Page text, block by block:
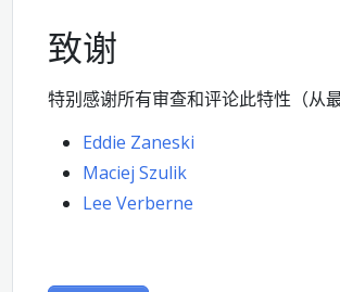
致谢
特别感谢所有审查和评论此特性（从
Eddie Zaneski
Maciej Szulik
Lee Verberne